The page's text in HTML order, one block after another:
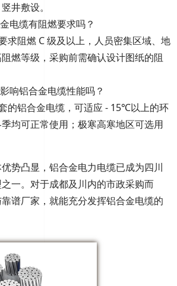
井敷设。
电缆有阻燃要求吗？
求阻燃 C 级及以上，人员密集区域、地
燃等级，采购前需确认设计图纸的阻
响铝合金电缆性能吗？
的铝合金电缆，可适应 - 15℃以上的环
均可正常使用；极寒高寒地区可选用
势凸显，铝合金电力电缆已成为四川
一。对于成都及川内的市政采购而
谱厂家，就能充分发挥铝合金电缆的